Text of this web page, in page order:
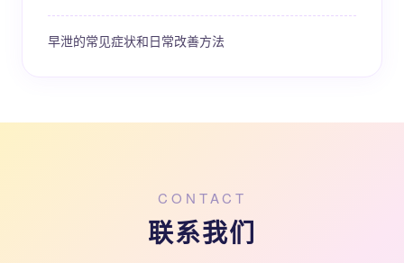
早泄的常见症状和日常改善方法
CONTACT
联系我们